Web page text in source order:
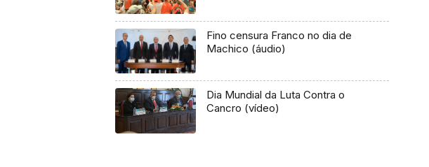
Fino censura Franco no dia de
Machico (áudio)
Dia Mundial da Luta Contra o
Cancro (vídeo)